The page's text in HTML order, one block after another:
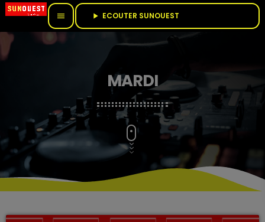
menu play_arrow
MARDI